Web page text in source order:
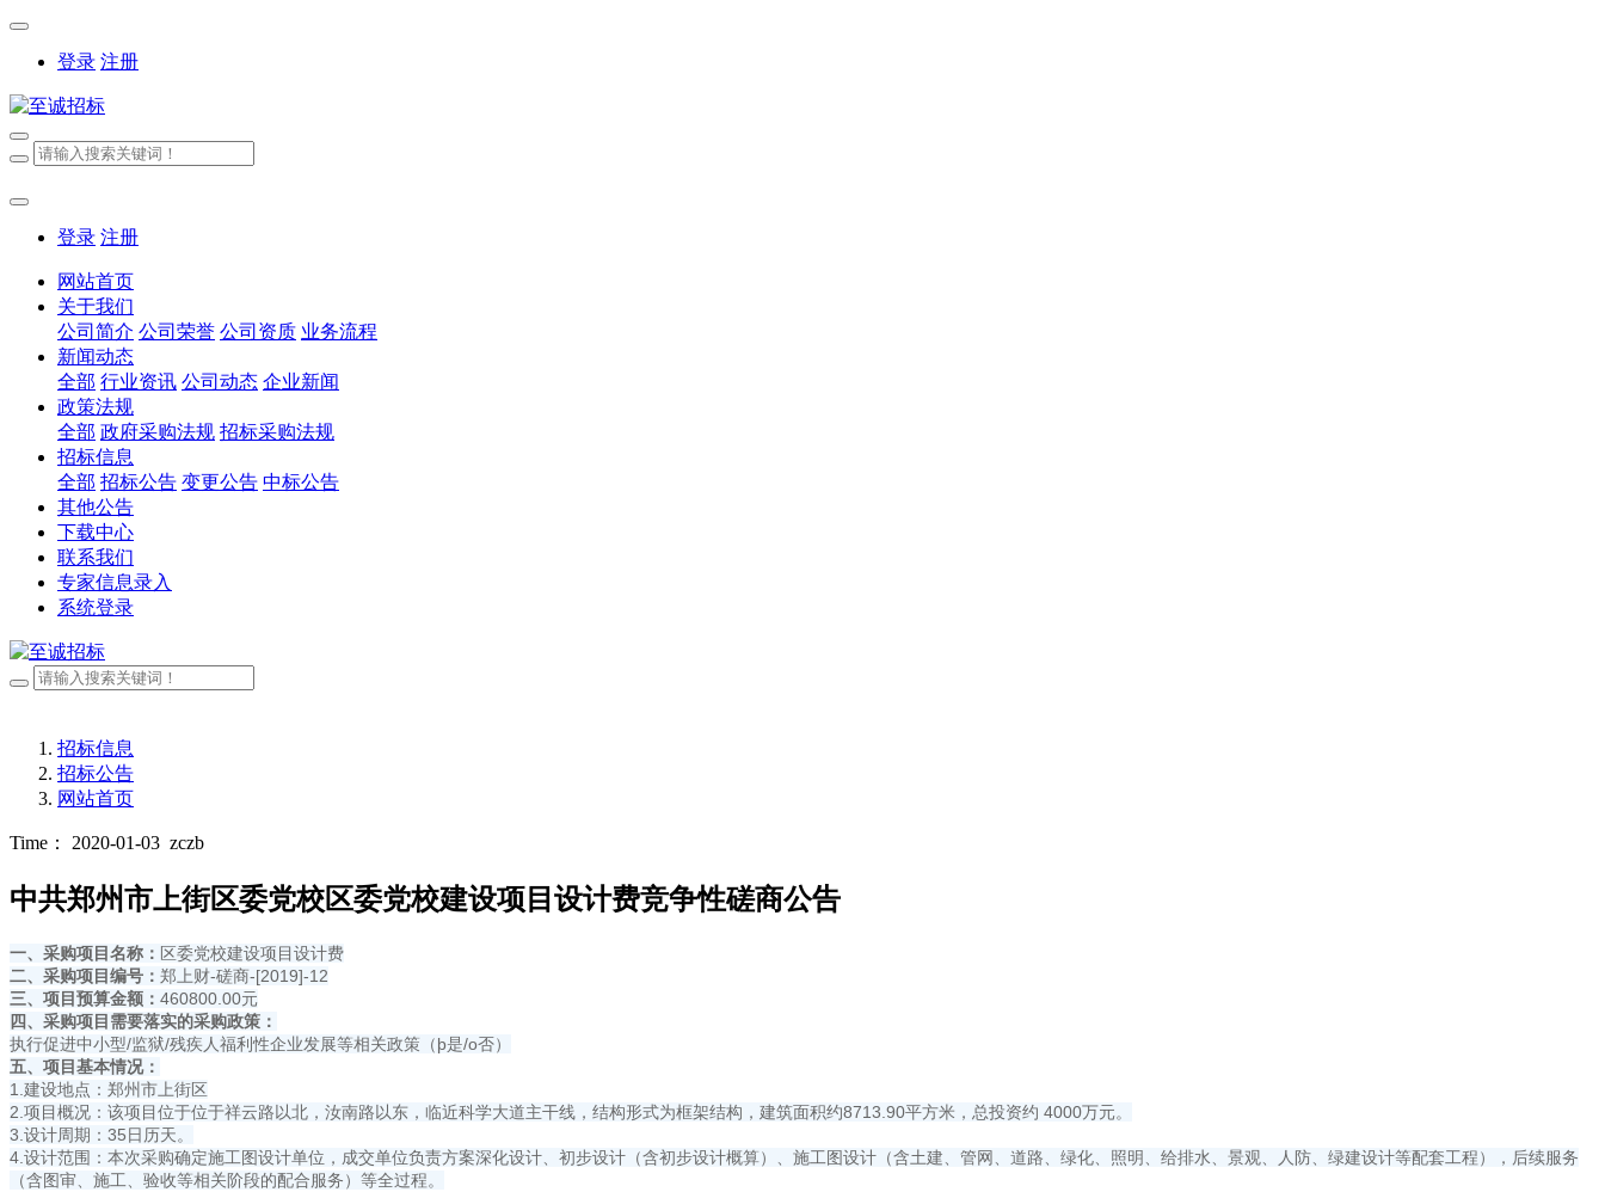
登录 注册
登录 注册
网站首页
关于我们
公司简介 公司荣誉 公司资质 业务流程
新闻动态
全部 行业资讯 公司动态 企业新闻
政策法规
全部 政府采购法规 招标采购法规
招标信息
全部 招标公告 变更公告 中标公告
其他公告
下载中心
联系我们
专家信息录入
系统登录
招标信息
招标公告
网站首页
Time： 2020-01-03 zczb
中共郑州市上街区委党校区委党校建设项目设计费竞争性磋商公告
一、采购项目名称： 区委党校建设项目设计费
二、采购项目编号： 郑上财-磋商-[2019]-12
三、 项目预算金额 ： 460800.00元
四、采购项目需要落实的采购政策：
执行促进中小型/监狱/残疾人福利性企业发展等相关政策（þ是/o否）
五、项目基本情况：
1.建设地点：郑州市上街区
2.项目概况：该项目位于位于祥云路以北，汝南路以东，临近科学大道主干线，结构形式为框架结构，建筑面积约8713.90平方米，总投资约 4000万元。
3.设计周期：35日历天。
4.设计范围：本次采购确定施工图设计单位，成交单位负责方案深化设计、初步设计（含初步设计概算）、施工图设计（含土建、管网、道路、绿化、照明、给排水、景观、人防、绿建设计等配套工程），后续服务
（含图审、施工、验收等相关阶段的配合服务）等全过程。